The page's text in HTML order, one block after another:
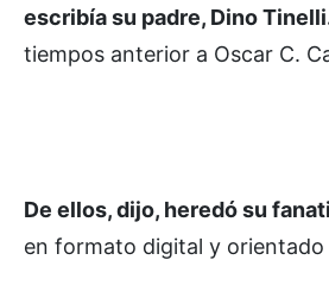
escribía su padre, Dino
tiempos anterior a Oscar C.
De ellos, dijo, heredó su
en formato digital y